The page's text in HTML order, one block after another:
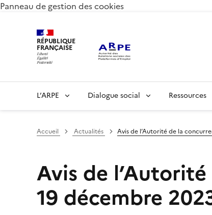
Panneau de gestion des cookies
RÉPUBLIQUE
FRANÇAISE
L’ARPE Dialogue social Ressources
Accueil Actualités Avis de l’Autorité de la
Avis de
19 décembre